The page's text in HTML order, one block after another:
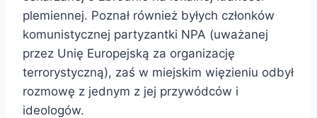
plemiennej. Poznał również byłych członków
komunistycznej partyzantki NPA (uważanej
przez Unię Europejską za organizację
terrorystyczną), zaś w miejskim więzieniu odbył
rozmowę z jednym z jej przywódców i
ideologów.